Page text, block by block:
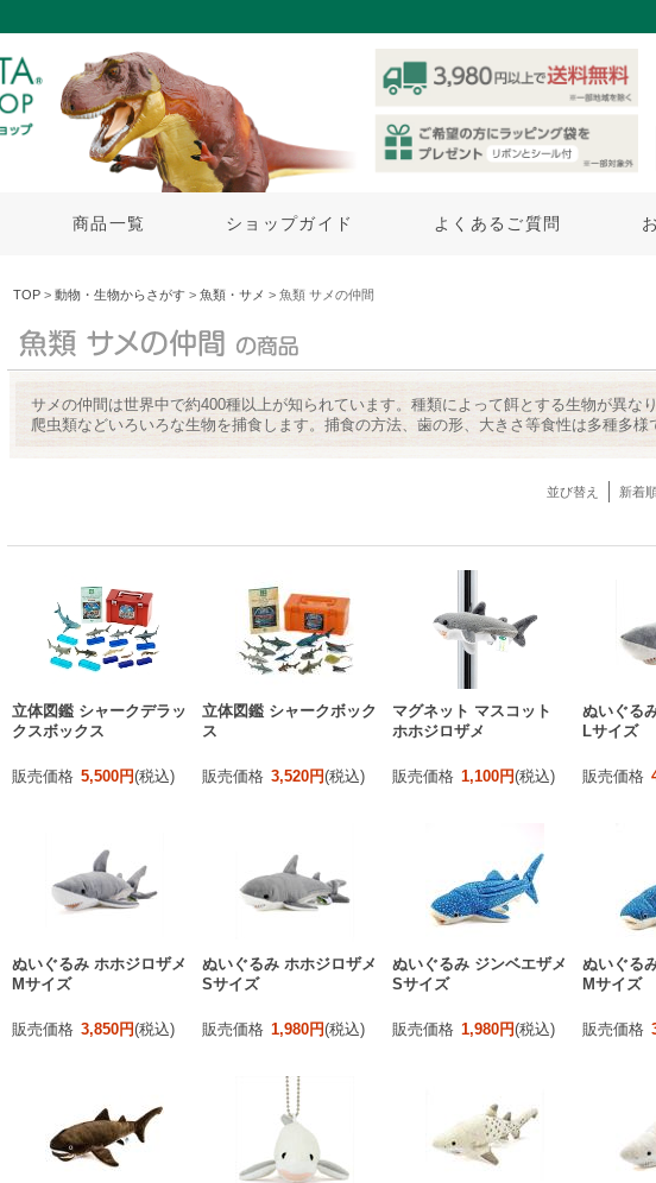
商品一覧 ショップガイド よくあるご質問
TOP > 動物・生物からさがす > 魚類・サメ > 魚類 サメの仲間
サメの仲間は世界中で約400種以上が知られています。種類によって餌とする生物が異な
爬虫類などいろいろな生物を捕食します。捕食の方法、歯の形、大きさ等食性は多種多様
並び替え 新着
立体図鑑 シャークデラッ
クスボックス
販売価格 5,500円(税込)
立体図鑑 シャークボック
ス
販売価格 3,520円(税込)
マグネット マスコット
ホホジロザメ
販売価格 1,100円(税込)
ぬいぐる
Lサイズ
販売価格
ぬいぐるみ ホホジロザメ
Mサイズ
販売価格 3,850円(税込)
ぬいぐるみ ホホジロザメ
Sサイズ
販売価格 1,980円(税込)
ぬいぐるみ ジンベエザメ
Sサイズ
販売価格 1,980円(税込)
ぬいぐる
Mサイズ
販売価格